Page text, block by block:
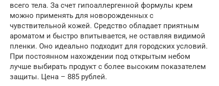
всего тела. За счет гипоаллергенной формулы крем
можно применять для новорожденных с
чувствительной кожей. Средство обладает приятным
ароматом и быстро впитывается, не оставляя видимой
пленки. Оно идеально подходит для городских условий.
При постоянном нахождении под открытым небом
лучше выбирать продукт с более высоким показателем
защиты. Цена – 885 рублей.